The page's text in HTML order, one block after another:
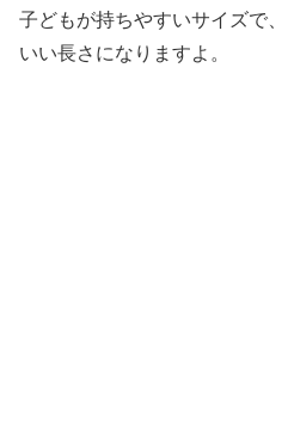
子どもが持ちやすいサイズで
いい長さになりますよ。